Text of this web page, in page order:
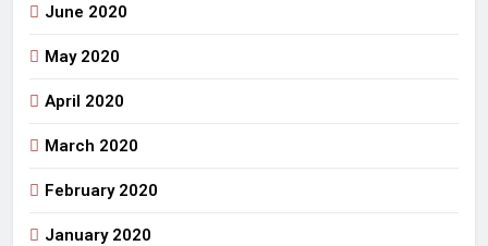
June 2020
May 2020
April 2020
March 2020
February 2020
January 2020